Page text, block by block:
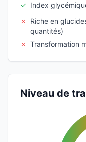
✓ Index
✗
Riche en
quantités)
✗ Transformation
Niveau de